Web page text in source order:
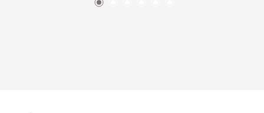
próximo à Avenida Juscelino Kubitschek,